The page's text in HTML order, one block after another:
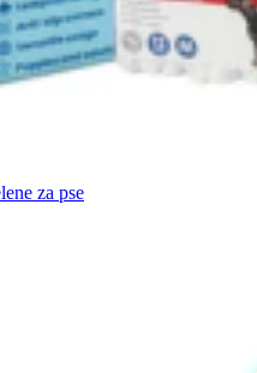
za pse